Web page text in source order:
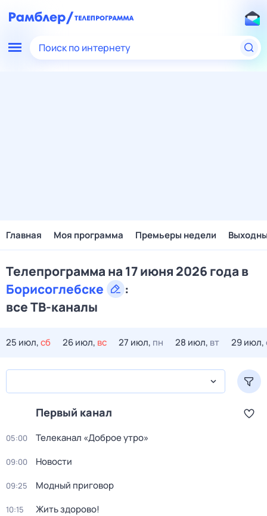
Поиск по интернету
Главная Моя программа Премьеры недели
Телепрограмма на 17 июня 2026 года в
Борисоглебске
:
все ТВ-каналы
25 июл,сб 26 июл, вс 27 июл, пн 28 июл, вт 29 июл,
Первый канал
05:00 Телеканал «Доброе утро»
09:00 Новости
09:25 Модный приговор
10:15 Жить здорово!